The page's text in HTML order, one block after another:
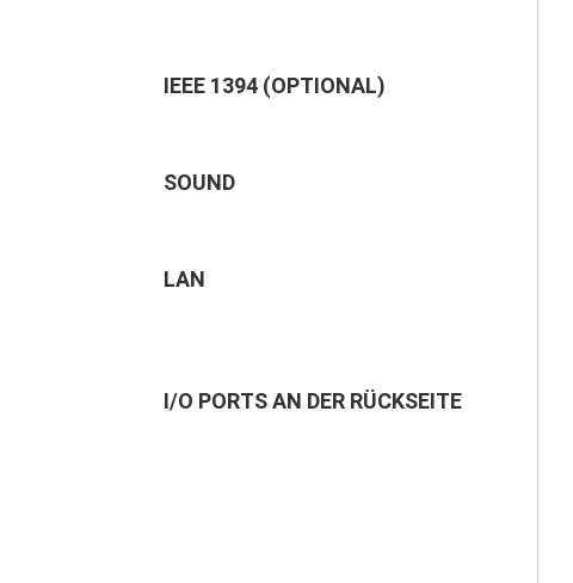
IEEE 1394 (OPTIONAL)
SOUND
LAN
I/O PORTS AN DER RÜCKSEITE